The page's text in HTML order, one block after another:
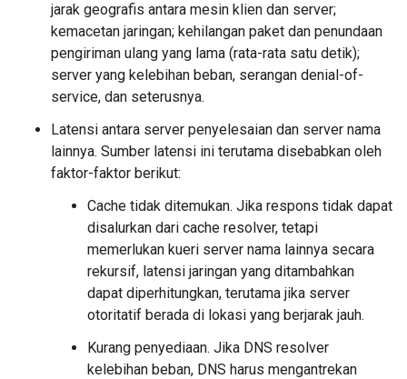
jarak geografis antara mesin klien dan server;
kemacetan jaringan; kehilangan paket dan penundaan
pengiriman ulang yang lama (rata-rata satu detik);
server yang kelebihan beban, serangan denial-of-
service, dan seterusnya.
Latensi antara server penyelesaian dan server nama
lainnya. Sumber latensi ini terutama disebabkan oleh
faktor-faktor berikut:
Cache tidak ditemukan. Jika respons tidak dapat
disalurkan dari cache resolver, tetapi
memerlukan kueri server nama lainnya secara
rekursif, latensi jaringan yang ditambahkan
dapat diperhitungkan, terutama jika server
otoritatif berada di lokasi yang berjarak jauh.
Kurang penyediaan. Jika DNS resolver
kelebihan beban, DNS harus mengantrekan